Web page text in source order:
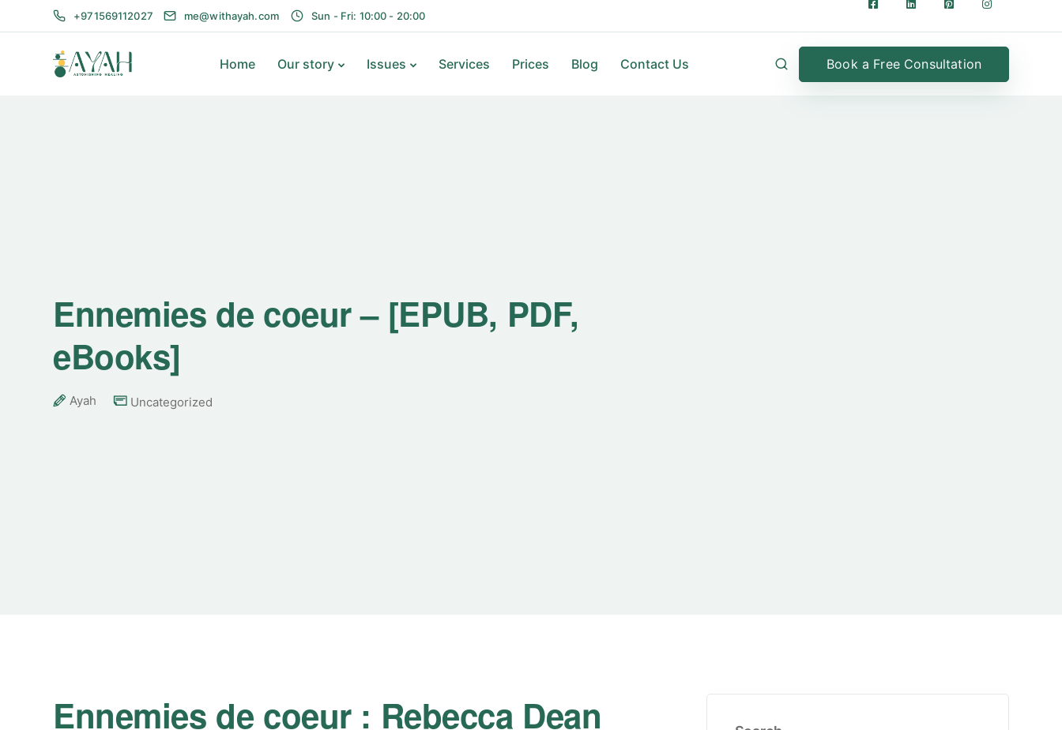
+971569112027 me@withayah.com Sun - Fri: 10:00 - 20:00
Home Our story Issues Services Prices Blog Contact Us Book a Free Consultation
Ennemies de coeur – [EPUB, PDF,
eBooks]
Ayah Uncategorized
Ennemies de coeur : Rebecca Dean